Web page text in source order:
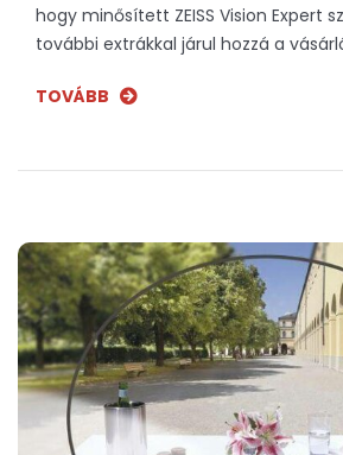
hogy minősített ZEISS Vision Expert
további extrákkal járul hozzá a
TOVÁBB